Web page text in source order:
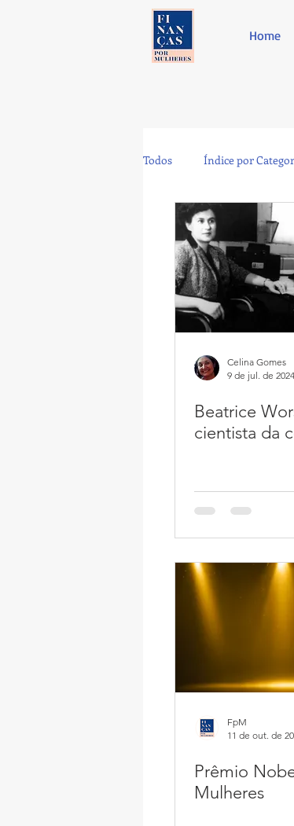
Home
Todos Índice por
Tecnologia
Café e Amigos
Celina Gomes
9 de jul. de 2024
Beatrice
cientista da
FpM
11 de out. de
Prêmio
Mulheres